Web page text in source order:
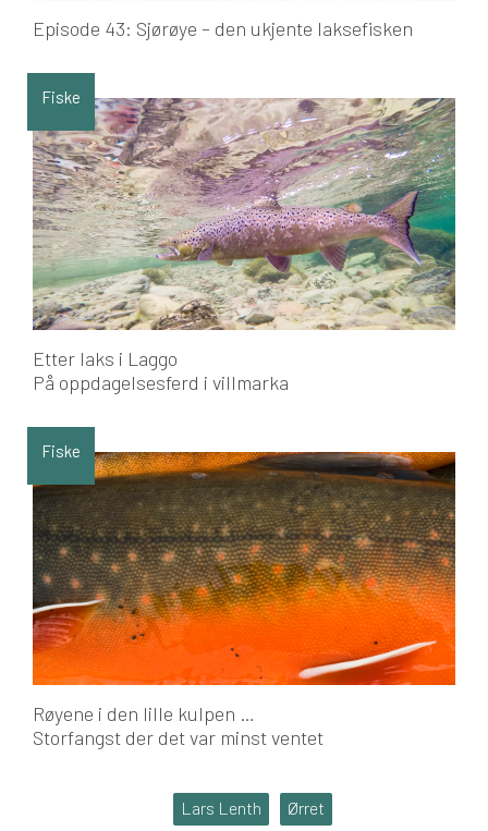
Episode 43: Sjørøye – den ukjente laksefisken
Fiske
Etter laks i Laggo
På oppdagelsesferd i villmarka
Fiske
Røyene i den lille kulpen …
Storfangst der det var minst ventet
Lars Lenth Ørret